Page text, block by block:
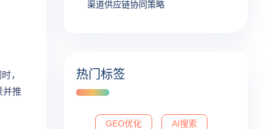
，
并推
渠道供应链协同策略
热门标签
GEO优化 AI搜索